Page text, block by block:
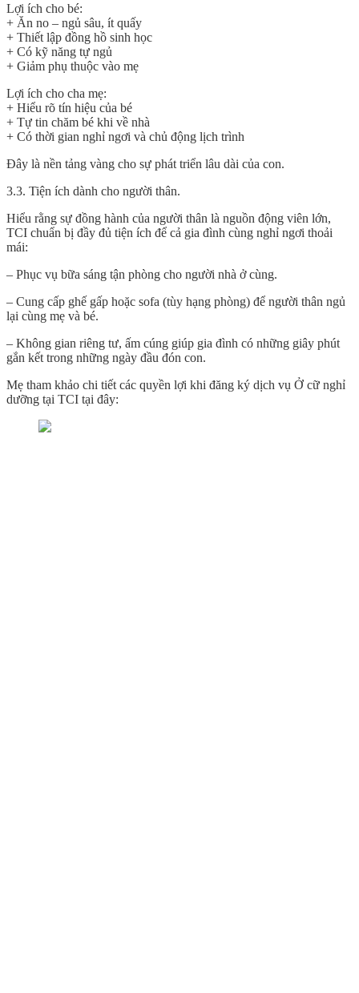
Lợi ích cho bé:
+ Ăn no – ngủ sâu, ít quấy
+ Thiết lập đồng hồ sinh học
+ Có kỹ năng tự ngủ
+ Giảm phụ thuộc vào mẹ
Lợi ích cho cha mẹ:
+ Hiểu rõ tín hiệu của bé
+ Tự tin chăm bé khi về nhà
+ Có thời gian nghỉ ngơi và chủ động lịch trình
Đây là nền tảng vàng cho sự phát triển lâu dài của con.
3.3. Tiện ích dành cho người thân.
Hiểu rằng sự đồng hành của người thân là nguồn động viên lớn,
TCI chuẩn bị đầy đủ tiện ích để cả gia đình cùng nghỉ ngơi thoải
mái:
– Phục vụ bữa sáng tận phòng cho người nhà ở cùng.
– Cung cấp ghế gấp hoặc sofa (tùy hạng phòng) để người thân ngủ
lại cùng mẹ và bé.
– Không gian riêng tư, ấm cúng giúp gia đình có những giây phút
gắn kết trong những ngày đầu đón con.
Mẹ tham khảo chi tiết các quyền lợi khi đăng ký dịch vụ Ở cữ nghỉ
dưỡng tại TCI tại đây: